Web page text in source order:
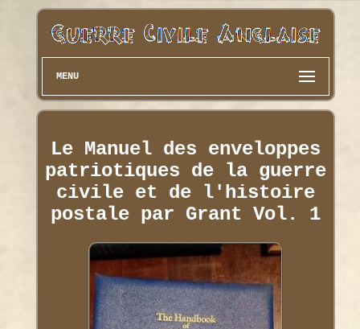
MENU
Le Manuel des enveloppes
patriotiques de la guerre
civile et de l'histoire
postale par Grant Vol. 1